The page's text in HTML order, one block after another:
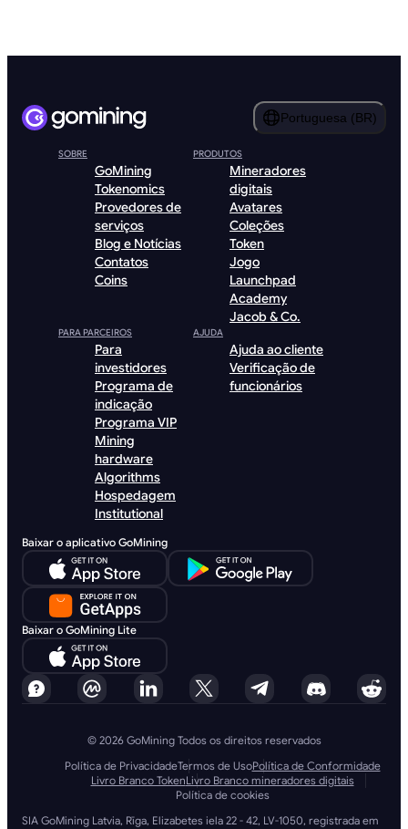
Portuguesa (BR)
SOBRE
GoMining
Tokenomics
Provedores de
serviços
Blog e Notícias
Contatos
Coins
PRODUTOS
Mineradores
digitais
Avatares
Coleções
Token
Jogo
Launchpad
Academy
Jacob & Co.
PARA PARCEIROS
Para
investidores
Programa de
indicação
Programa VIP
Mining
hardware
Algorithms
Hospedagem
Institutional
AJUDA
Ajuda ao cliente
Verificação de
funcionários
Baixar o aplicativo GoMining
Baixar o GoMining Lite
© 2026 GoMining Todos os direitos reservados
Política de PrivacidadeTermos de UsoPolítica de Conformidade
Livro Branco TokenLivro Branco mineradores digitais
Política de cookies
SIA GoMining Latvia, Rīga, Elizabetes iela 22 - 42, LV-1050, registrada em